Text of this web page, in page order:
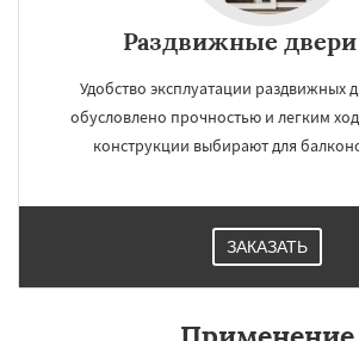
Раздвижные
Удобство эксплуатации раздвижных
обусловлено прочностью и легким
конструкции выбирают для
ЗАКАЗАТЬ